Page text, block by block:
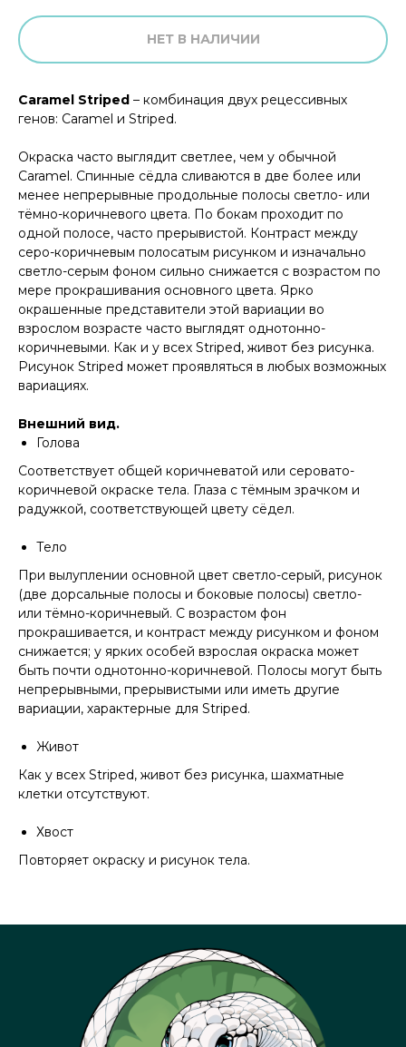
НЕТ В НАЛИЧИИ
Caramel Striped – комбинация двух рецессивных
генов: Caramel и Striped.
Окраска часто выглядит светлее, чем у обычной
Caramel. Спинные сёдла сливаются в две более или
менее непрерывные продольные полосы светло- или
тёмно-коричневого цвета. По бокам проходит по
одной полосе, часто прерывистой. Контраст между
серо-коричневым полосатым рисунком и изначально
светло-серым фоном сильно снижается с возрастом по
мере прокрашивания основного цвета. Ярко
окрашенные представители этой вариации во
взрослом возрасте часто выглядят однотонно-
коричневыми. Как и у всех Striped, живот без рисунка.
Рисунок Striped может проявляться в любых возможных
вариациях.
Внешний вид.
Голова
Соответствует общей коричневатой или серовато-
коричневой окраске тела. Глаза с тёмным зрачком и
радужкой, соответствующей цвету сёдел.
Тело
При вылуплении основной цвет светло-серый, рисунок
(две дорсальные полосы и боковые полосы) светло-
или тёмно-коричневый. С возрастом фон
прокрашивается, и контраст между рисунком и фоном
снижается; у ярких особей взрослая окраска может
быть почти однотонно-коричневой. Полосы могут быть
непрерывными, прерывистыми или иметь другие
вариации, характерные для Striped.
Живот
Как у всех Striped, живот без рисунка, шахматные
клетки отсутствуют.
Хвост
Повторяет окраску и рисунок тела.